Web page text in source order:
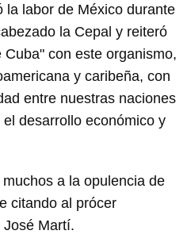
la labor de México durante
la Cepal y reiteró
con este organismo,
y caribeña, con
entre nuestras naciones
desarrollo económico y
a la opulencia de
citando al prócer
José Martí.